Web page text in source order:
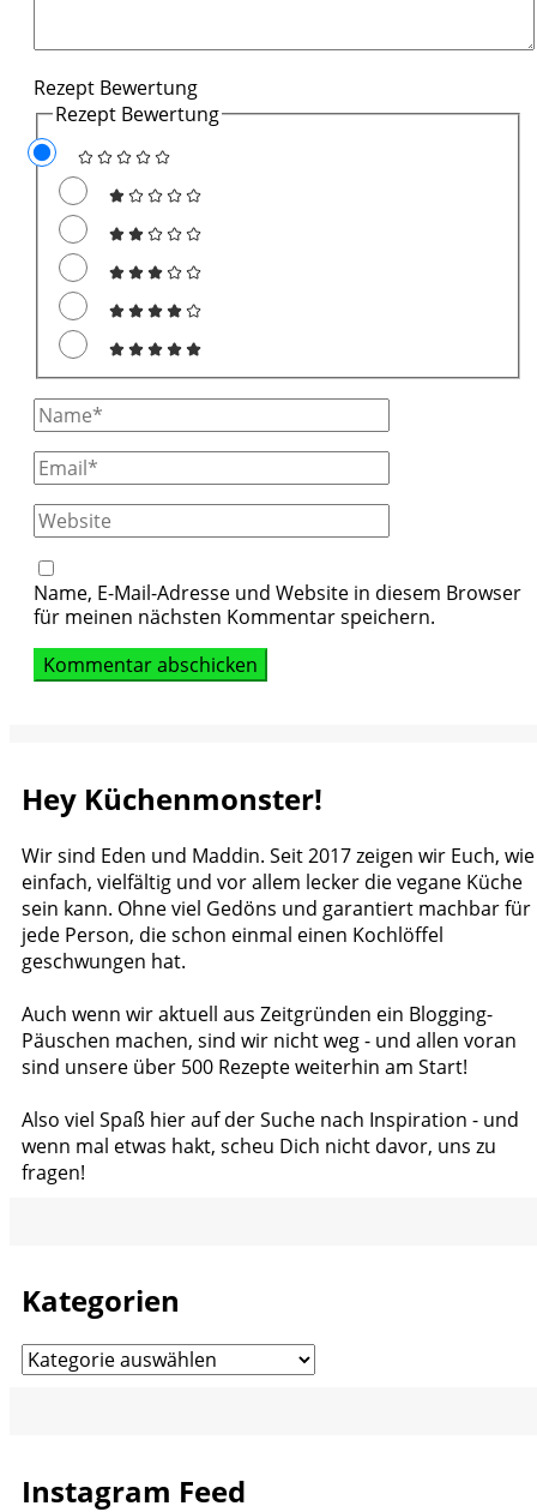
Rezept Bewertung
Rezept Bewertung
Full
Name
Email
Website
Name, E-Mail-Adresse und Website in diesem Browser
für meinen nächsten Kommentar speichern.
Hey Küchenmonster!
Wir sind Eden und Maddin. Seit 2017 zeigen wir Euch, wie
einfach, vielfältig und vor allem lecker die vegane Küche
sein kann. Ohne viel Gedöns und garantiert machbar für
jede Person, die schon einmal einen Kochlöffel
geschwungen hat.
Auch wenn wir aktuell aus Zeitgründen ein Blogging-
Päuschen machen, sind wir nicht weg - und allen voran
sind unsere über 500 Rezepte weiterhin am Start!
Also viel Spaß hier auf der Suche nach Inspiration - und
wenn mal etwas hakt, scheu Dich nicht davor, uns zu
fragen!
Kategorien
Kategorien
Instagram Feed